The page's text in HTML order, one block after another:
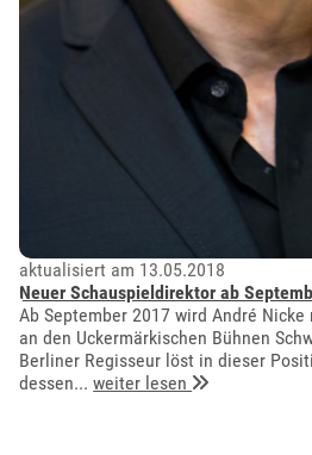
aktualisiert am 13.05.2018
Neuer Schauspieldirektor ab
Ab September 2017 wird André
an den Uckermärkischen Bühnen
Berliner Regisseur löst in dieser
dessen...weiter lesen